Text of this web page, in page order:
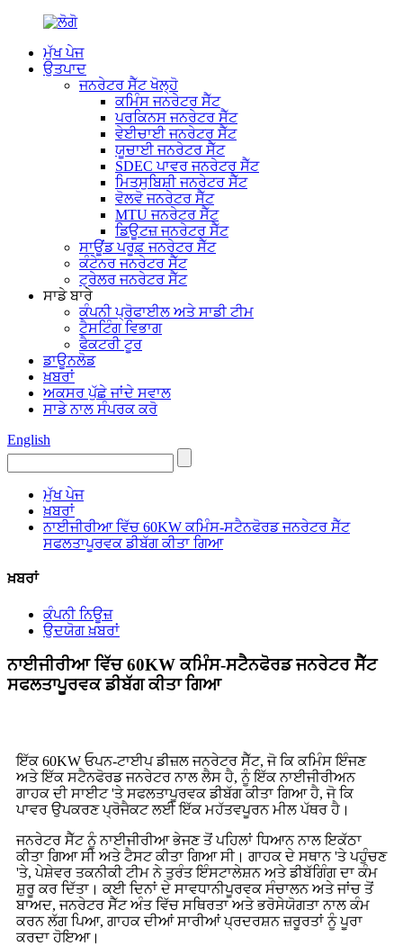
ਮੁੱਖ ਪੇਜ
ਉਤਪਾਦ
ਜਨਰੇਟਰ ਸੈੱਟ ਖੋਲ੍ਹੋ
ਕਮਿੰਸ ਜਨਰੇਟਰ ਸੈੱਟ
ਪਰਕਿਨਸ ਜਨਰੇਟਰ ਸੈੱਟ
ਵੇਈਚਾਈ ਜਨਰੇਟਰ ਸੈੱਟ
ਯੂਚਾਈ ਜਨਰੇਟਰ ਸੈੱਟ
SDEC ਪਾਵਰ ਜਨਰੇਟਰ ਸੈੱਟ
ਮਿਤਸੁਬਿਸ਼ੀ ਜਨਰੇਟਰ ਸੈੱਟ
ਵੋਲਵੋ ਜਨਰੇਟਰ ਸੈੱਟ
MTU ਜਨਰੇਟਰ ਸੈੱਟ
ਡਿਊਟਜ਼ ਜਨਰੇਟਰ ਸੈੱਟ
ਸਾਊਂਡ ਪਰੂਫ਼ ਜਨਰੇਟਰ ਸੈੱਟ
ਕੰਟੇਨਰ ਜਨਰੇਟਰ ਸੈੱਟ
ਟ੍ਰੇਲਰ ਜਨਰੇਟਰ ਸੈੱਟ
ਸਾਡੇ ਬਾਰੇ
ਕੰਪਨੀ ਪ੍ਰੋਫਾਈਲ ਅਤੇ ਸਾਡੀ ਟੀਮ
ਟੈਸਟਿੰਗ ਵਿਭਾਗ
ਫੈਕਟਰੀ ਟੂਰ
ਡਾਊਨਲੋਡ
ਖ਼ਬਰਾਂ
ਅਕਸਰ ਪੁੱਛੇ ਜਾਂਦੇ ਸਵਾਲ
ਸਾਡੇ ਨਾਲ ਸੰਪਰਕ ਕਰੋ
English
ਮੁੱਖ ਪੇਜ
ਖ਼ਬਰਾਂ
ਨਾਈਜੀਰੀਆ ਵਿੱਚ 60KW ਕਮਿੰਸ-ਸਟੈਨਫੋਰਡ ਜਨਰੇਟਰ ਸੈੱਟ
ਸਫਲਤਾਪੂਰਵਕ ਡੀਬੱਗ ਕੀਤਾ ਗਿਆ
ਖ਼ਬਰਾਂ
ਕੰਪਨੀ ਨਿਊਜ਼
ਉਦਯੋਗ ਖ਼ਬਰਾਂ
ਨਾਈਜੀਰੀਆ ਵਿੱਚ 60KW ਕਮਿੰਸ-ਸਟੈਨਫੋਰਡ ਜਨਰੇਟਰ ਸੈੱਟ
ਸਫਲਤਾਪੂਰਵਕ ਡੀਬੱਗ ਕੀਤਾ ਗਿਆ
ਇੱਕ 60KW ਓਪਨ-ਟਾਈਪ ਡੀਜ਼ਲ ਜਨਰੇਟਰ ਸੈੱਟ, ਜੋ ਕਿ ਕਮਿੰਸ ਇੰਜਣ
ਅਤੇ ਇੱਕ ਸਟੈਨਫੋਰਡ ਜਨਰੇਟਰ ਨਾਲ ਲੈਸ ਹੈ, ਨੂੰ ਇੱਕ ਨਾਈਜੀਰੀਅਨ
ਗਾਹਕ ਦੀ ਸਾਈਟ 'ਤੇ ਸਫਲਤਾਪੂਰਵਕ ਡੀਬੱਗ ਕੀਤਾ ਗਿਆ ਹੈ, ਜੋ ਕਿ
ਪਾਵਰ ਉਪਕਰਣ ਪ੍ਰੋਜੈਕਟ ਲਈ ਇੱਕ ਮਹੱਤਵਪੂਰਨ ਮੀਲ ਪੱਥਰ ਹੈ।
ਜਨਰੇਟਰ ਸੈੱਟ ਨੂੰ ਨਾਈਜੀਰੀਆ ਭੇਜਣ ਤੋਂ ਪਹਿਲਾਂ ਧਿਆਨ ਨਾਲ ਇਕੱਠਾ
ਕੀਤਾ ਗਿਆ ਸੀ ਅਤੇ ਟੈਸਟ ਕੀਤਾ ਗਿਆ ਸੀ। ਗਾਹਕ ਦੇ ਸਥਾਨ 'ਤੇ ਪਹੁੰਚਣ
'ਤੇ, ਪੇਸ਼ੇਵਰ ਤਕਨੀਕੀ ਟੀਮ ਨੇ ਤੁਰੰਤ ਇੰਸਟਾਲੇਸ਼ਨ ਅਤੇ ਡੀਬੱਗਿੰਗ ਦਾ ਕੰਮ
ਸ਼ੁਰੂ ਕਰ ਦਿੱਤਾ। ਕਈ ਦਿਨਾਂ ਦੇ ਸਾਵਧਾਨੀਪੂਰਵਕ ਸੰਚਾਲਨ ਅਤੇ ਜਾਂਚ ਤੋਂ
ਬਾਅਦ, ਜਨਰੇਟਰ ਸੈੱਟ ਅੰਤ ਵਿੱਚ ਸਥਿਰਤਾ ਅਤੇ ਭਰੋਸੇਯੋਗਤਾ ਨਾਲ ਕੰਮ
ਕਰਨ ਲੱਗ ਪਿਆ, ਗਾਹਕ ਦੀਆਂ ਸਾਰੀਆਂ ਪ੍ਰਦਰਸ਼ਨ ਜ਼ਰੂਰਤਾਂ ਨੂੰ ਪੂਰਾ
ਕਰਦਾ ਹੋਇਆ।